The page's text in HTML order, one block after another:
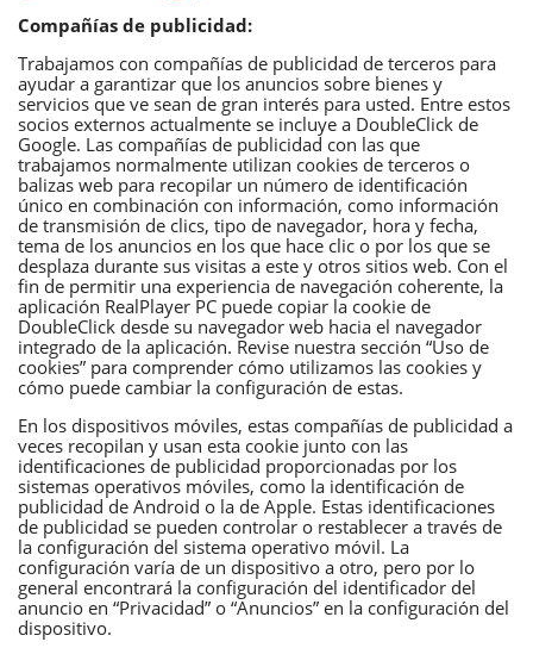
Compañías de publicidad:
Trabajamos con compañías de publicidad de terceros para
ayudar a garantizar que los anuncios sobre bienes y
servicios que ve sean de gran interés para usted. Entre estos
socios externos actualmente se incluye a DoubleClick de
Google. Las compañías de publicidad con las que
trabajamos normalmente utilizan cookies de terceros o
balizas web para recopilar un número de identificación
único en combinación con información, como información
de transmisión de clics, tipo de navegador, hora y fecha,
tema de los anuncios en los que hace clic o por los que se
desplaza durante sus visitas a este y otros sitios web. Con el
fin de permitir una experiencia de navegación coherente, la
aplicación RealPlayer PC puede copiar la cookie de
DoubleClick desde su navegador web hacia el navegador
integrado de la aplicación. Revise nuestra sección “Uso de
cookies” para comprender cómo utilizamos las cookies y
cómo puede cambiar la configuración de estas.
En los dispositivos móviles, estas compañías de publicidad a
veces recopilan y usan esta cookie junto con las
identificaciones de publicidad proporcionadas por los
sistemas operativos móviles, como la identificación de
publicidad de Android o la de Apple. Estas identificaciones
de publicidad se pueden controlar o restablecer a través de
la configuración del sistema operativo móvil. La
configuración varía de un dispositivo a otro, pero por lo
general encontrará la configuración del identificador del
anuncio en “Privacidad” o “Anuncios” en la configuración del
dispositivo.